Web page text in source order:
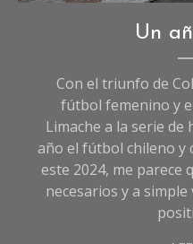
Un
Con el triunfo de
fútbol femenino y
Limache a la serie
año el fútbol chileno y
este 2024, me parece
necesarios y a